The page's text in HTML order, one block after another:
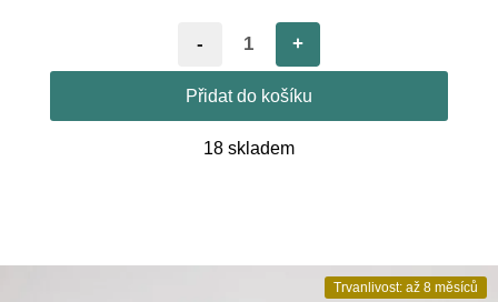
- +
Přidat do košíku
18 skladem
Trvanlivost: až 8 měsíců